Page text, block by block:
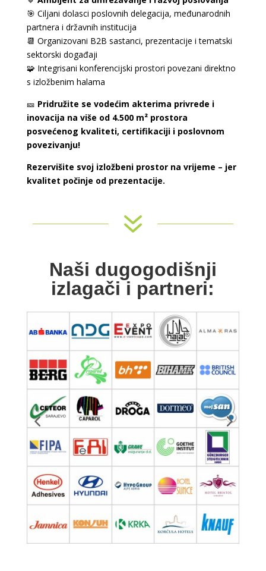
🎯 Ciljani dolasci poslovnih delegacija, međunarodnih
partnera i državnih institucija
📆 Organizovani B2B sastanci, prezentacije i tematski
sektorski događaji
🧩 Integrisani konferencijski prostori povezani direktno
s izložbenim halama
🎫 Pridružite se vodećim akterima privrede i
inovacija na više od 4.500 m² prostora
posvećenog kvaliteti, certifikaciji i poslovnom
povezivanju!
Rezervišite svoj izložbeni prostor na vrijeme – jer
kvalitet počinje od prezentacije.
7
Naši dugogodišnji
izlagači i partneri: